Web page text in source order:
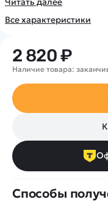
Все характеристики
2 820 ₽
Наличие товара:
Способы